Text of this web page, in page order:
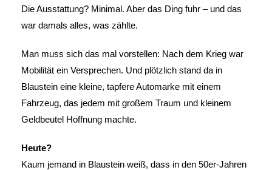
Die Ausstattung? Minimal. Aber das Ding fuhr – und das
war damals alles, was zählte.
Man muss sich das mal vorstellen: Nach dem Krieg war
Mobilität ein Versprechen. Und plötzlich stand da in
Blaustein eine kleine, tapfere Automarke mit einem
Fahrzeug, das jedem mit großem Traum und kleinem
Geldbeutel Hoffnung machte.
Heute?
Kaum jemand in Blaustein weiß, dass in den 50er-Jahren